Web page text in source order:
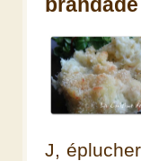
J,